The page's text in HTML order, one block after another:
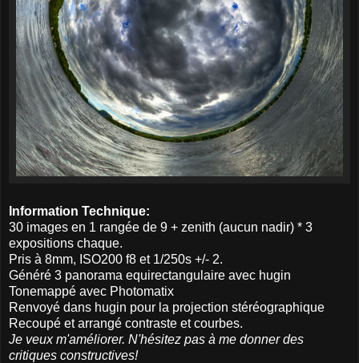
Information Technique:
30 images en 1 rangée de 9 + zenith (aucun nadir) * 3
expositions chaque.
Pris à 8mm, ISO200 f8 et 1/250s +/- 2.
Généré 3 panorama equirectangulaire avec hugin
Tonemappé avec Photomatix
Renvoyé dans hugin pour la projection stéréographique
Recoupé et arrangé contraste et courbes.
Je veux m'améliorer. N'hésitez pas à me donner des
critiques constructives!